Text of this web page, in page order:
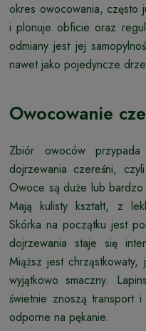
okres owocowania, często
i plonuje obficie oraz
odmiany jest jej
nawet jako pojedyncze
Owocowanie
Zbiór owoców
dojrzewania czereśni,
Owoce są duże lub bardzo
Mają kulisty kształt, z
Skórka na początku jest
dojrzewania staje się
Miąższ jest
wyjątkowo smaczny.
świetnie znoszą transport
odporne na pękanie.